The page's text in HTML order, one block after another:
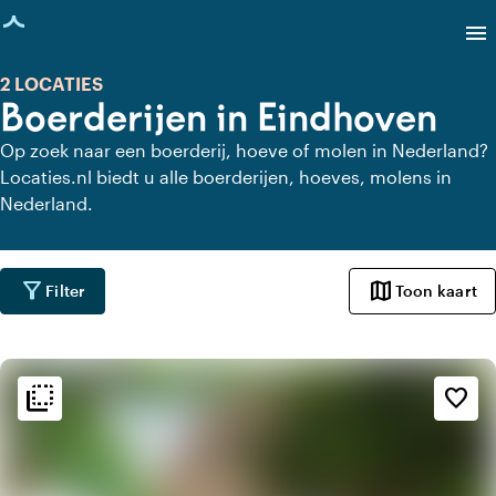
geladen
menu
Boerderijen in Eindhoven
2 LOCATIES
Op zoek naar een boerderij, hoeve of molen in Nederland?
Locaties.nl biedt u alle boerderijen, hoeves, molens in
Nederland.
filter_alt Filter map Toon kaart
flip_to_back favorite_border
flip_to_back Sfeer en esthetiek
landscape
Landelijk